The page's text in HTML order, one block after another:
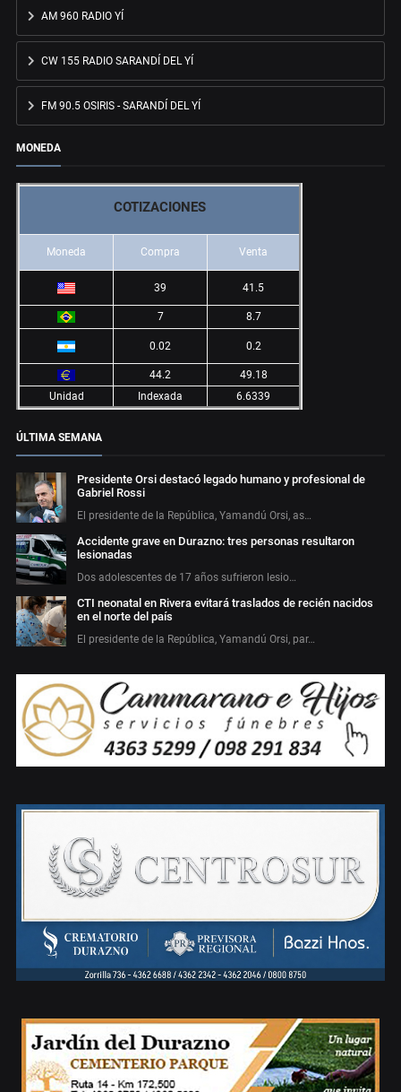
AM 960 RADIO YÍ
CW 155 RADIO SARANDÍ DEL YÍ
FM 90.5 OSIRIS - SARANDÍ DEL YÍ
MONEDA
COTIZACIONES
Moneda Compra Venta
39 41.5
7 8.7
0.02 0.2
44.2
49.18
Unidad
Indexada 6.6339
ÚLTIMA SEMANA
Presidente Orsi destacó legado humano y profesional de
Gabriel Rossi
El presidente de la República, Yamandú Orsi, as…
Accidente grave en Durazno: tres personas resultaron
lesionadas
Dos adolescentes de 17 años sufrieron lesio…
CTI neonatal en Rivera evitará traslados de recién nacidos
en el norte del país
El presidente de la República, Yamandú Orsi, par…